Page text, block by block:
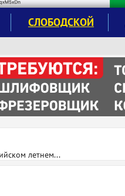
СЛОБОДСКОЙ
летнем...